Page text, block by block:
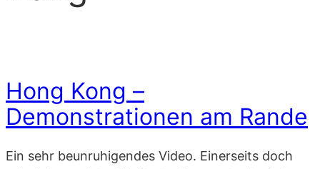
Hong Kong –
Demonstrationen am Rande
Ein sehr beunruhigendes Video. Einerseits doch